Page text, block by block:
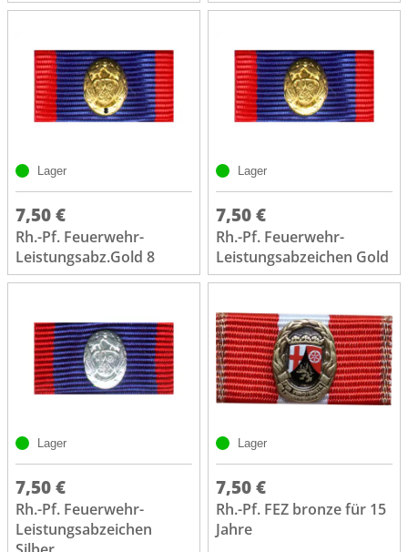
Lager
7,50 €
Rh.-Pf. Feuerwehr-
Leistungsabz.Gold 8
Lager
7,50 €
Rh.-Pf. Feuerwehr-
Leistungsabzeichen Gold
Lager
7,50 €
Rh.-Pf. Feuerwehr-
Leistungsabzeichen
Lager
7,50 €
Rh.-Pf. FEZ bronze für 15
Jahre